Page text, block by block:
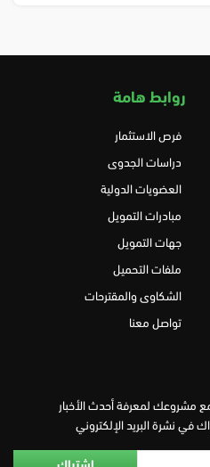
روابط هامة
فرص الاستثمار
دراسات الجدوى
العضويات الدولية
مبادرات التمويل
جهات التمويل
ملفات التحميل
الشكاوى والمقترحات
تواصل معنا
مشروعك لمعرفة أحدث الأخبار
في نشرة البريد الإلكتروني